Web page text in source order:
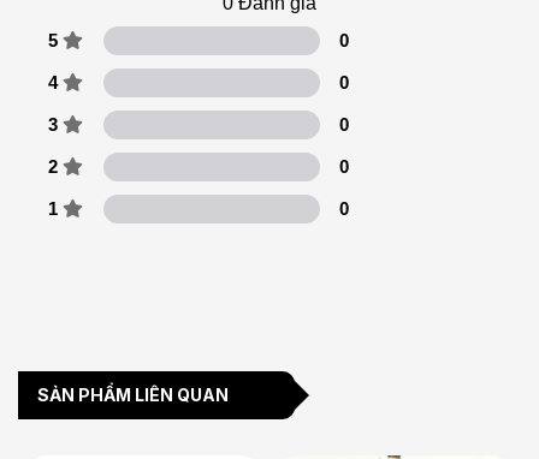
5
0
4 0
3 0
2 0
1 0
SẢN PHẨM LIÊN QUAN